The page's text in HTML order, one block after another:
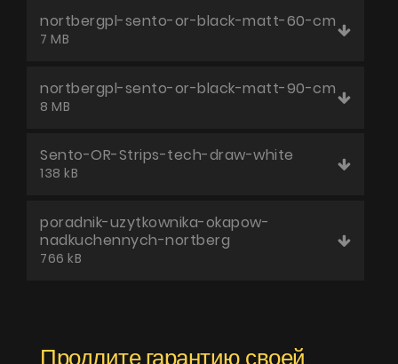
nortbergpl-sento-or-black-matt-60-cm
7 MB
nortbergpl-sento-or-black-matt-90-cm
8 MB
Sento-OR-Strips-tech-draw-white
138 kB
poradnik-uzytkownika-okapow-
nadkuchennych-nortberg
766 kB